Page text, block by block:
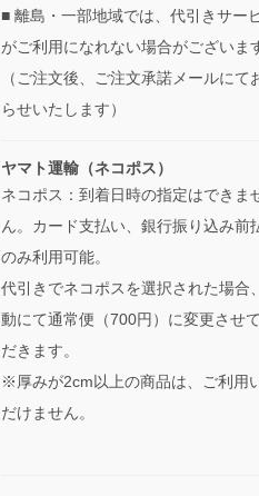
■ 離島・一部地域では、代引きサー
がご利用になれない場合がございま
（ご注文後、ご注文承諾メールにて
らせいたします）
ヤマト運輸（ネコポス）
ネコポス：到着日時の指定はできま
ん。カード支払い、銀行振り込み前
のみ利用可能。
代引きでネコポスを選択された場合
動にて通常便（700円）に変更させ
だきます。
※厚みが2cm以上の商品は、ご利用
だけません。